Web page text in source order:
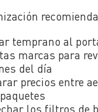
temprano al
marcas para
del día
precios entre
los filtros de